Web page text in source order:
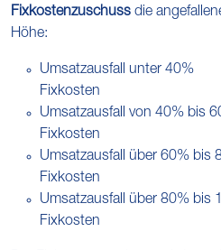
Fixkostenzuschuss die
Höhe:
Umsatzausfall
Fixkosten
Umsatzausfall von
Fixkosten
Umsatzausfall über
Fixkosten
Umsatzausfall über
Fixkosten